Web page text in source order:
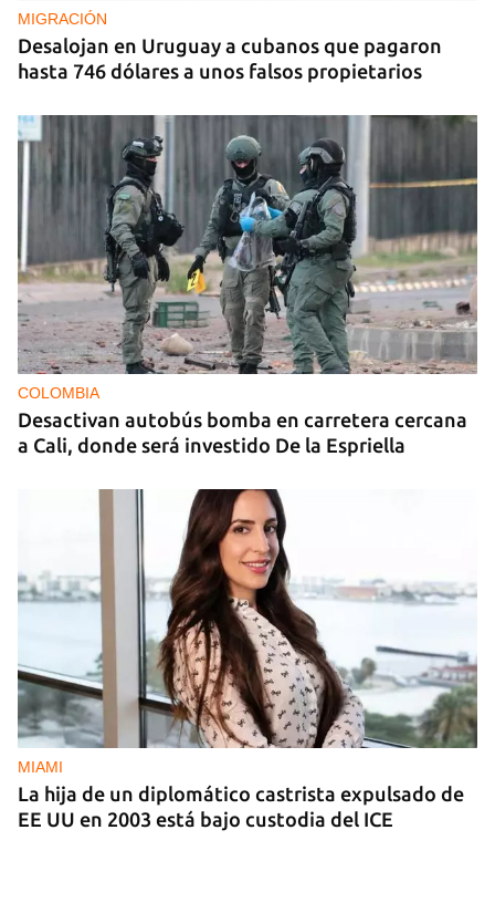
MIGRACIÓN
Desalojan en Uruguay a cubanos que pagaron
hasta 746 dólares a unos falsos propietarios
COLOMBIA
Desactivan autobús bomba en carretera cercana
a Cali, donde será investido De la Espriella
MIAMI
La hija de un diplomático castrista expulsado de
EE UU en 2003 está bajo custodia del ICE